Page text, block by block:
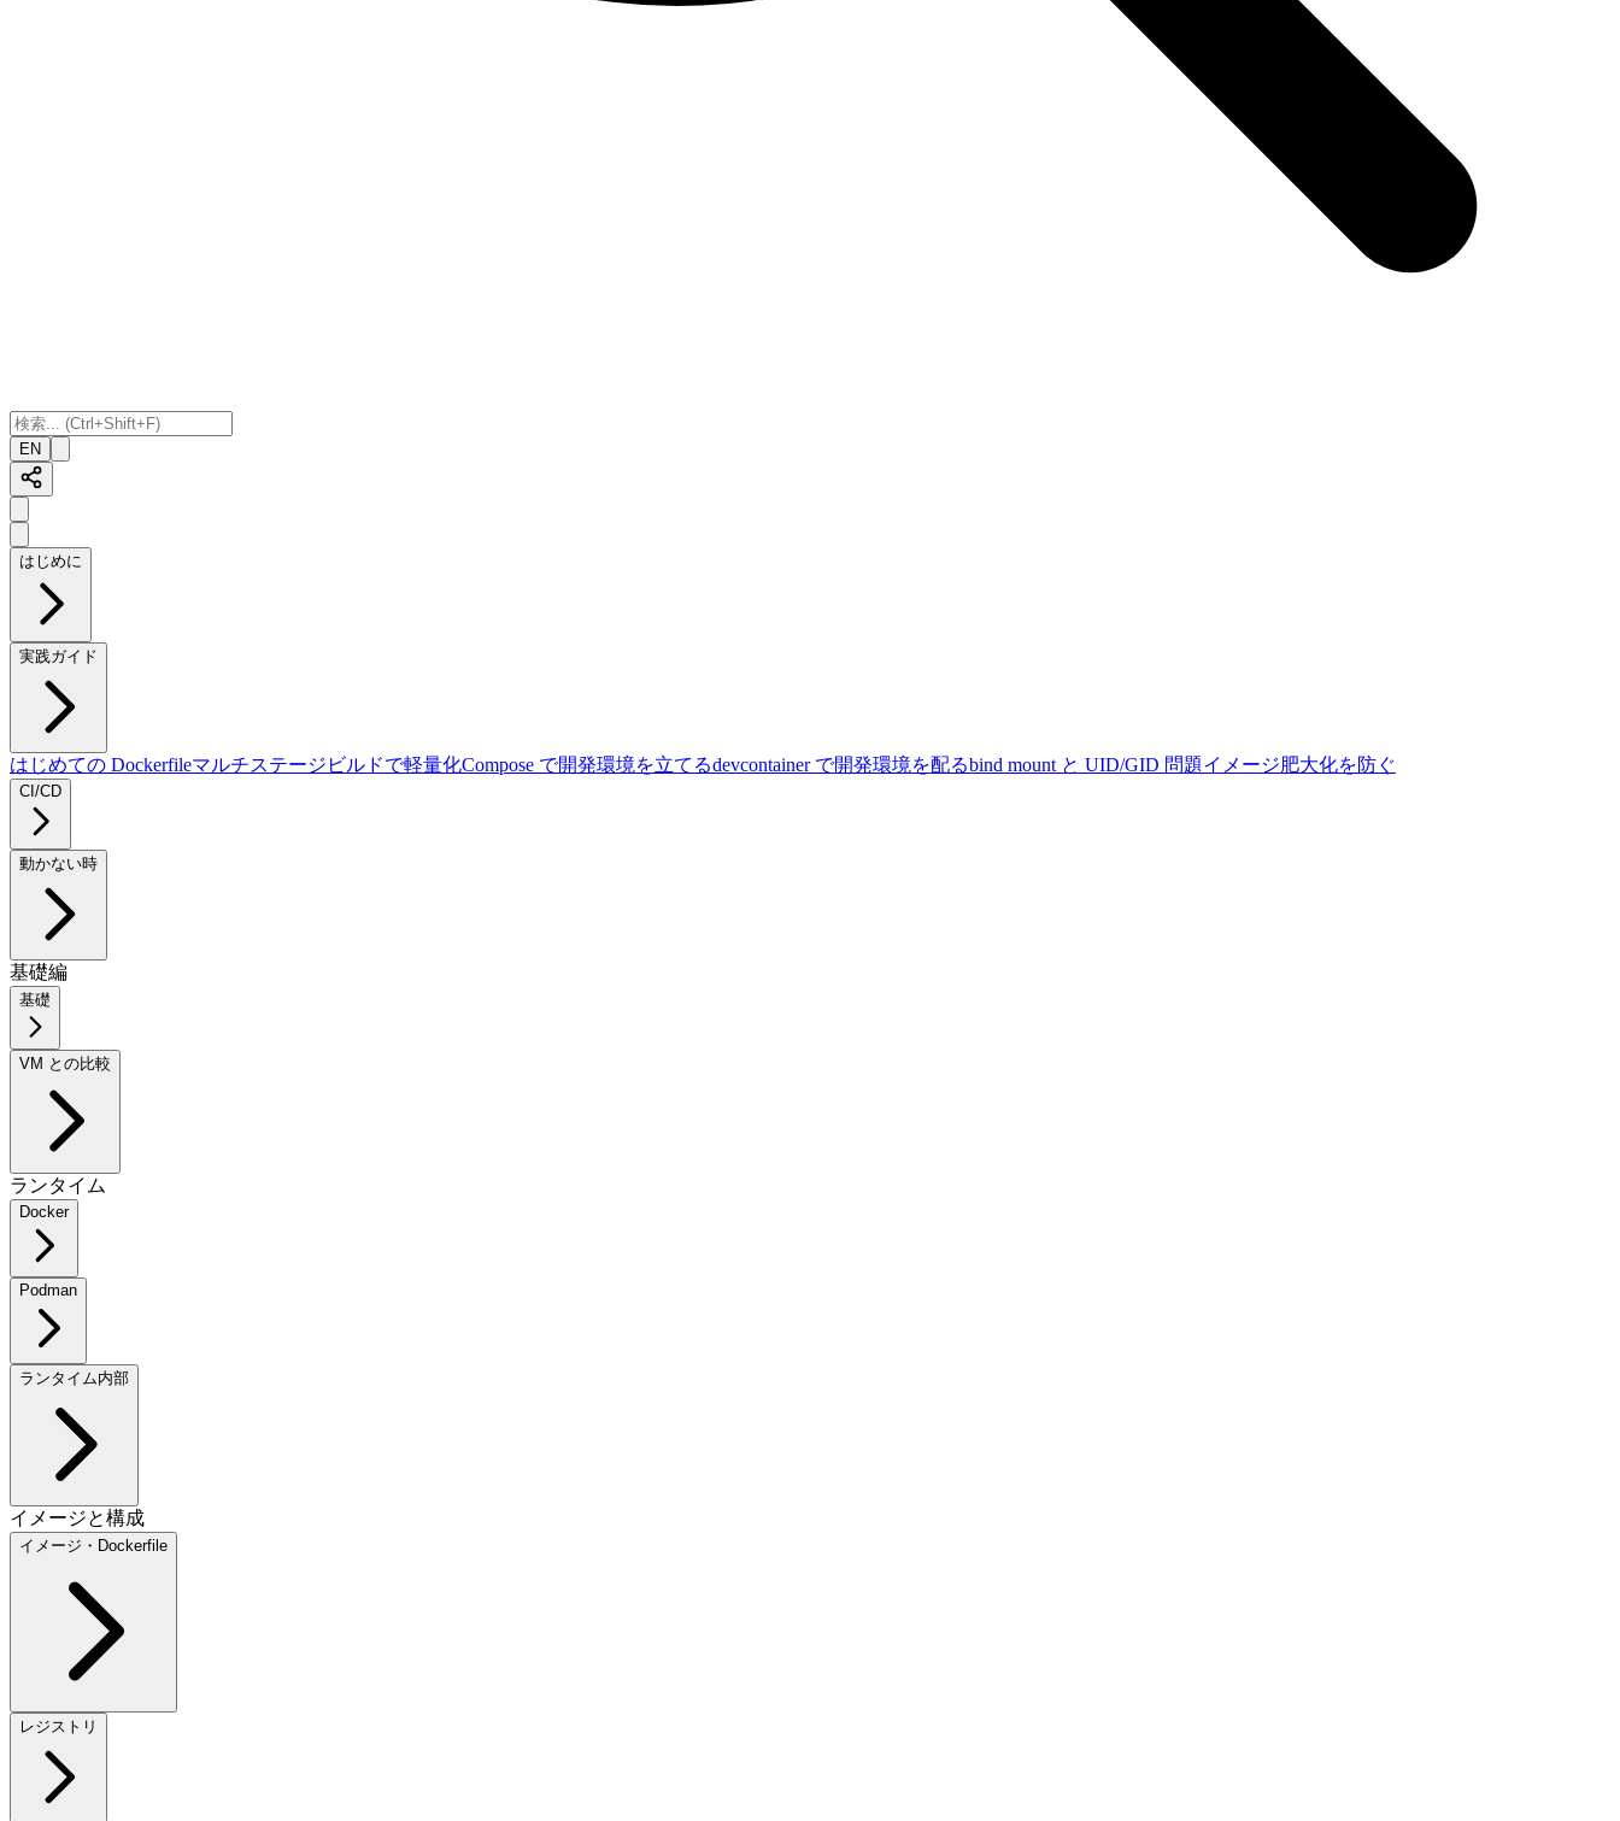
EN
はじめに
実践ガイド
はじめての Dockerfileマルチステージビルドで軽量化Compose で開発環境を立てるdevcontainer で開発環境を配るbind mount と UID/GID 問題イメージ肥大化を防ぐ
CI/CD
動かない時
基礎編
基礎
VM との比較
ランタイム
Docker
Podman
ランタイム内部
イメージと構成
イメージ・Dockerfile
レジストリ